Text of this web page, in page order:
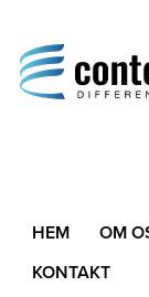
Difference
HEM OM
KONTAKT